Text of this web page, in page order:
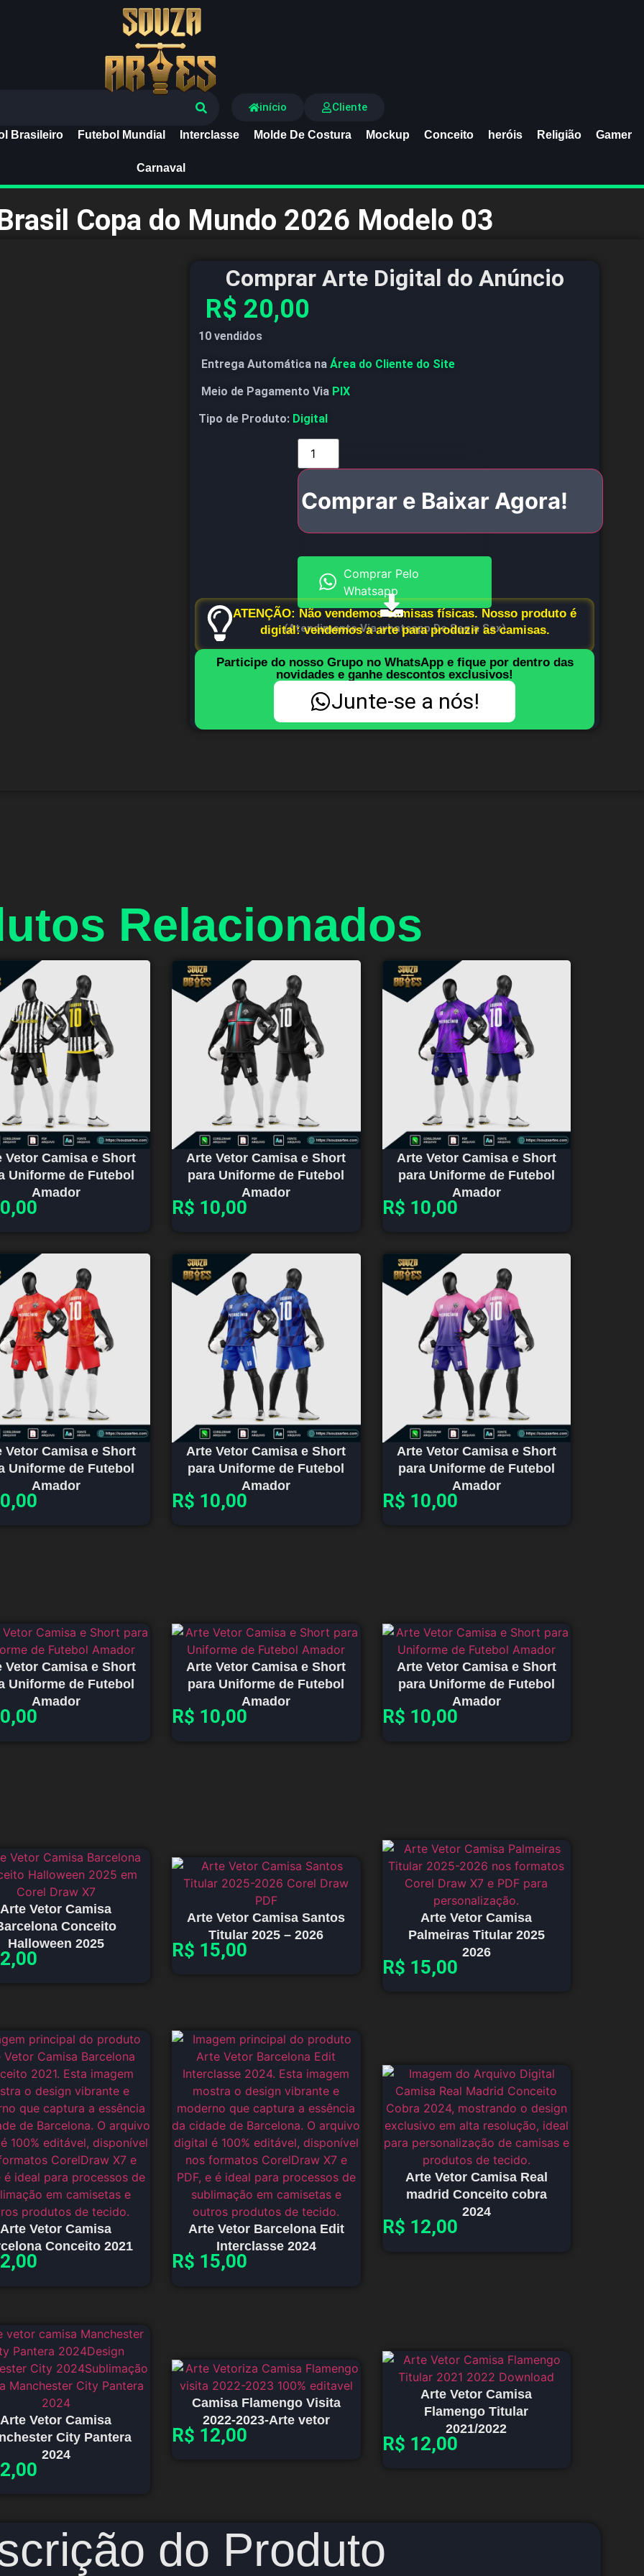
Brasileiro Futebol Mundial Interclasse Molde De Costura Mockup Conceito heróis Religião Gamer
Carnaval
início Cliente
Copa do Mundo 2026 Modelo 03
Comprar Arte Digital do Anúncio
R$ 20,00
10 vendidos
Entrega Automática na Área do Cliente do Site
Meio de Pagamento Via PIX
Tipo de Produto: Digital
Comprar e Baixar Agora!
Comprar Pelo
Whatsapp
(Atendimento Via whatsapp De Seg a Sex)
ATENÇÃO: Não vendemos camisas físicas. Nosso produto é
digital: vendemos a arte para produzir as camisas.
Participe do nosso Grupo no WhatsApp e fique por dentro das
novidades e ganhe descontos exclusivos!
Junte-se a nós!
Relacionados
Vetor Camisa e Short
Uniforme de Futebol
Amador
Arte Vetor Camisa e Short
para Uniforme de Futebol
Amador
R$ 10,00
Arte Vetor Camisa e Short
para Uniforme de Futebol
Amador
R$ 10,00
Vetor Camisa e Short
Uniforme de Futebol
Amador
Arte Vetor Camisa e Short
para Uniforme de Futebol
Amador
R$ 10,00
Arte Vetor Camisa e Short
para Uniforme de Futebol
Amador
R$ 10,00
Vetor Camisa e Short
Uniforme de Futebol
Amador
Arte Vetor Camisa e Short
para Uniforme de Futebol
Amador
R$ 10,00
Arte Vetor Camisa e Short
para Uniforme de Futebol
Amador
R$ 10,00
Arte Vetor Camisa
Conceito
Halloween 2025
Arte Vetor Camisa Santos
Titular 2025 – 2026
R$ 15,00
Arte Vetor Camisa
Palmeiras Titular 2025
2026
R$ 15,00
Arte Vetor Camisa
Conceito 2021
Arte Vetor Barcelona Edit
Interclasse 2024
R$ 15,00
Arte Vetor Camisa Real
madrid Conceito cobra
2024
R$ 12,00
Arte Vetor Camisa
City Pantera
2024
Camisa Flamengo Visita
2022-2023-Arte vetor
R$ 12,00
Arte Vetor Camisa
Flamengo Titular
2021/2022
R$ 12,00
do Produto